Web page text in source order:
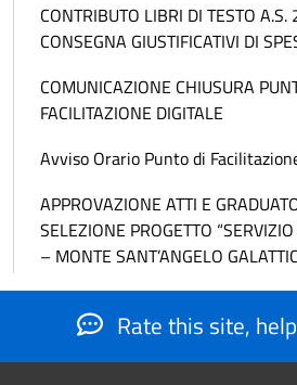
CONTRIBUTO LIBRI DI TESTO
CONSEGNA GIUSTIFICATIVI DI
COMUNICAZIONE CHIUSURA
FACILITAZIONE DIGITALE
Avviso Orario Punto di
APPROVAZIONE ATTI E
SELEZIONE PROGETTO
– MONTE SANT’ANGELO
Rate this site,